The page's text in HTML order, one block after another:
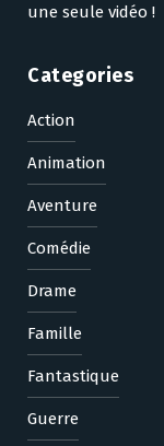
une seule vidéo !
Categories
Action
Animation
Aventure
Comédie
Drame
Famille
Fantastique
Guerre